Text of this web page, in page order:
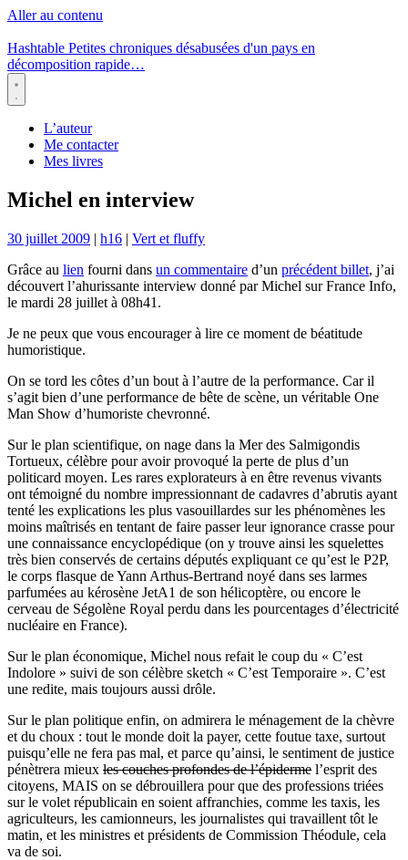
Aller au contenu
Hashtable Petites chroniques désabusées d'un pays en
décomposition rapide…
Menu
L’auteur
Me contacter
Mes livres
Michel en interview
30 juillet 2009 | h16 | Vert et fluffy
Grâce au lien fourni dans un commentaire d’un précédent billet, j’ai
découvert l’ahurissante interview donné par Michel sur France Info,
le mardi 28 juillet à 08h41.
Je ne peux que vous encourager à lire ce moment de béatitude
humoristique.
On se tord les côtes d’un bout à l’autre de la performance. Car il
s’agit bien d’une performance de bête de scène, un véritable One
Man Show d’humoriste chevronné.
Sur le plan scientifique, on nage dans la Mer des Salmigondis
Tortueux, célèbre pour avoir provoqué la perte de plus d’un
politicard moyen. Les rares explorateurs à en être revenus vivants
ont témoigné du nombre impressionnant de cadavres d’abrutis ayant
tenté les explications les plus vasouillardes sur les phénomènes les
moins maîtrisés en tentant de faire passer leur ignorance crasse pour
une connaissance encyclopédique (on y trouve ainsi les squelettes
très bien conservés de certains députés expliquant ce qu’est le P2P,
le corps flasque de Yann Arthus-Bertrand noyé dans ses larmes
parfumées au kérosène JetA1 de son hélicoptère, ou encore le
cerveau de Ségolène Royal perdu dans les pourcentages d’électricité
nucléaire en France).
Sur le plan économique, Michel nous refait le coup du « C’est
Indolore » suivi de son célèbre sketch « C’est Temporaire ». C’est
une redite, mais toujours aussi drôle.
Sur le plan politique enfin, on admirera le ménagement de la chèvre
et du choux : tout le monde doit la payer, cette foutue taxe, surtout
puisqu’elle ne fera pas mal, et parce qu’ainsi, le sentiment de justice
pénètrera mieux les couches profondes de l’épiderme l’esprit des
citoyens, MAIS on se débrouillera pour que des professions triées
sur le volet républicain en soient affranchies, comme les taxis, les
agriculteurs, les camionneurs, les journalistes qui travaillent tôt le
matin, et les ministres et présidents de Commission Théodule, cela
va de soi.